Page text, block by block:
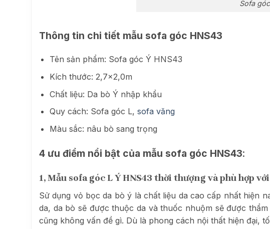
Sofa
Thông tin chi tiết mẫu sofa góc HNS43
Tên sản phẩm: Sofa góc Ý HNS43
Kích thước: 2,7×2,0m
Chất liệu: Da bò Ý nhập khẩu
Quy cách: Sofa góc L, sofa văng
Màu sắc: nâu bò sang trọng
4 ưu điểm nổi bật của mẫu sofa góc HNS43:
1,Mẫu sofa góc L Ý HNS43 thời thượng và phù hợp
Sử dụng vỏ bọc da bò ý là chất liệu da cao cấp nhất hiện
da, da bò sẽ được thuộc da và thuốc nhuộm sẽ được
cũng không vấn đề gì. Dù là phong cách nội thất hiện đại,